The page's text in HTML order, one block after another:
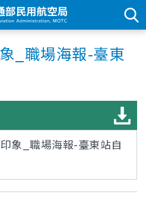
_職場海報-臺東
象_職場海報-臺東站自